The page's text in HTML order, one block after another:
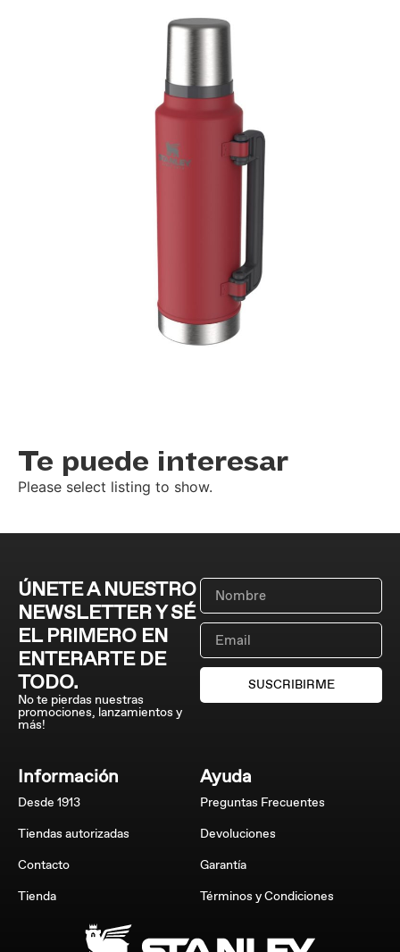
Te puede interesar
Please select listing to show.
ÚNETE A NUESTRO
NEWSLETTER Y SÉ
EL PRIMERO EN
ENTERARTE DE
TODO.
No te pierdas nuestras
promociones, lanzamientos y
más!
SUSCRIBIRME
Información
Desde 1913
Tiendas autorizadas
Contacto
Tienda
Ayuda
Preguntas Frecuentes
Devoluciones
Garantía
Términos y Condiciones